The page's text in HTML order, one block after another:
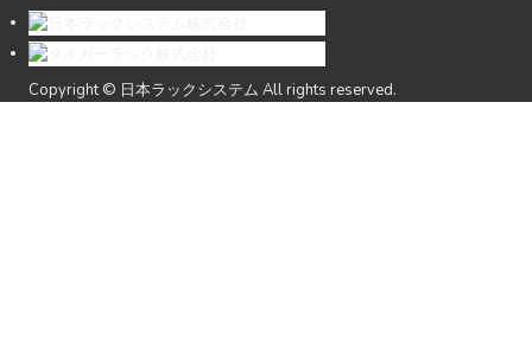
Copyright © 日本ラックシステム All rights reserved.